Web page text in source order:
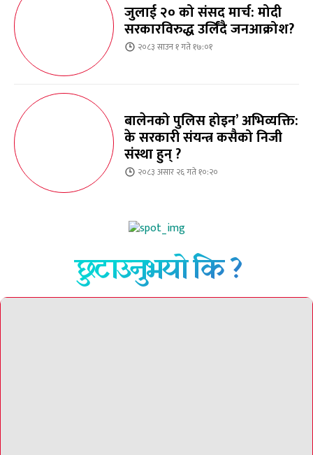
जुलाई २० को संसद मार्च: मोदी
सरकारविरुद्ध उर्लिंदै जनआक्रोश?
२०८३ साउन १ गते १७:०१
बालेनको पुलिस होइन’ अभिव्यक्ति:
के सरकारी संयन्त्र कसैको निजी
संस्था हुन् ?
२०८३ असार २६ गते १०:२०
छुटाउनुभयो कि ?